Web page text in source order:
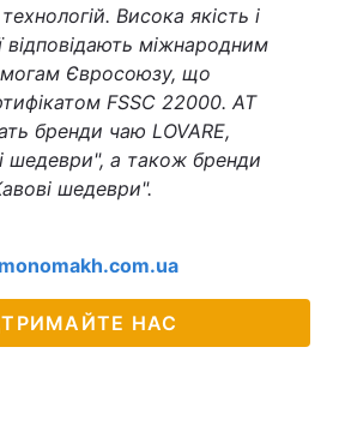
Висока якість і
відповідають міжнародним
Євросоюзу, що
FSSC 22000. АТ
бренди чаю LOVARE,
шедеври", а також бренди
шедеври".
НАС